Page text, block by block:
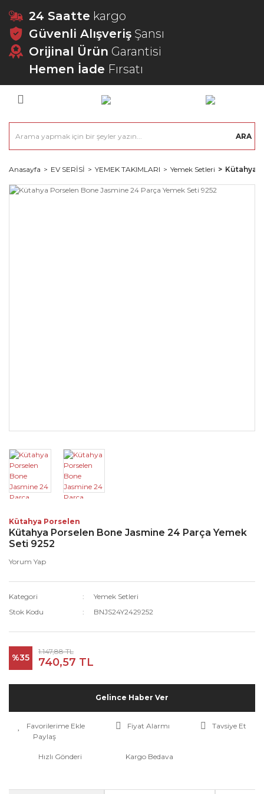
24 Saatte kargo
Güvenli Alışveriş Şansı
Orijinal Ürün Garantisi
Hemen İade Fırsatı
ARA
Anasayfa EV SERİSİ YEMEK TAKIMLARI Yemek Setleri Kütahya
Kütahya Porselen
Kütahya Porselen Bone Jasmine 24 Parça Yemek
Seti 9252
Yorum Yap
Kategori
Yemek Setleri
Stok Kodu
BNJS24Y2429252
%35
1.147,88 TL
740,57 TL
Gelince Haber Ver
Fiyat Alarmı
Tavsiye Et
Paylaş
Hızlı Gönderi Kargo Bedava